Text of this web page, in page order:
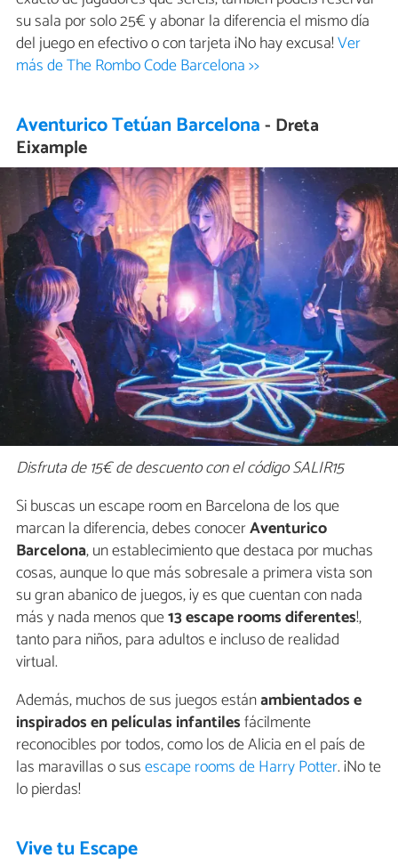
su sala por solo 25€ y abonar la diferencia el mismo día
del juego en efectivo o con tarjeta ¡No hay excusa!Ver
más de The Rombo Code Barcelona >>
Aventurico Tetúan Barcelona- Dreta
Eixample
Disfruta de 15€ de descuento con el código SALIR15
Si buscas un escape room en Barcelona de los que
marcan la diferencia, debes conocerAventurico
Barcelona, un establecimiento que destaca por muchas
cosas, aunque lo que más sobresale a primera vista son
su gran abanico de juegos, ¡y es que cuentan con nada
más y nada menos que13 escape rooms diferentes!,
tanto para niños, para adultos e incluso de realidad
virtual.
Además, muchos de sus juegos estánambientados e
inspirados en películas infantilesfácilmente
reconocibles por todos, como los de Alicia en el país de
las maravillas o susescape rooms de Harry Potter. ¡No te
lo pierdas!
Vive tu Escape